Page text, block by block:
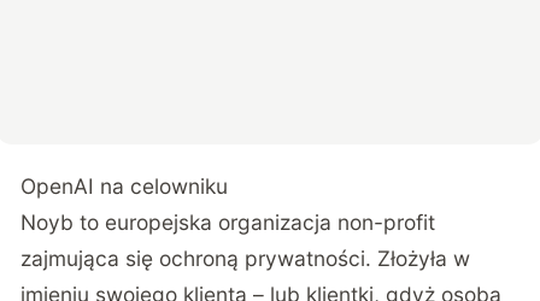
OpenAI na celowniku
Noyb to europejska organizacja non-profit
zajmująca się ochroną prywatności. Złożyła w
imieniu swojego klienta – lub klientki, gdyż osoba